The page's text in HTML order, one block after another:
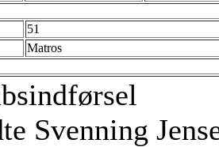
51
Matros
Svenning